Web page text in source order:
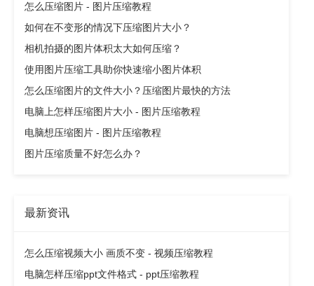
怎么压缩图片 - 图片压缩教程
如何在不变形的情况下压缩图片大小？
相机拍摄的图片体积太大如何压缩？
使用图片压缩工具助你快速缩小图片体积
怎么压缩图片的文件大小？压缩图片最快的方法
电脑上怎样压缩图片大小 - 图片压缩教程
电脑想压缩图片 - 图片压缩教程
图片压缩质量不好怎么办？
最新资讯
怎么压缩视频大小 画质不变 - 视频压缩教程
电脑怎样压缩ppt文件格式 - ppt压缩教程